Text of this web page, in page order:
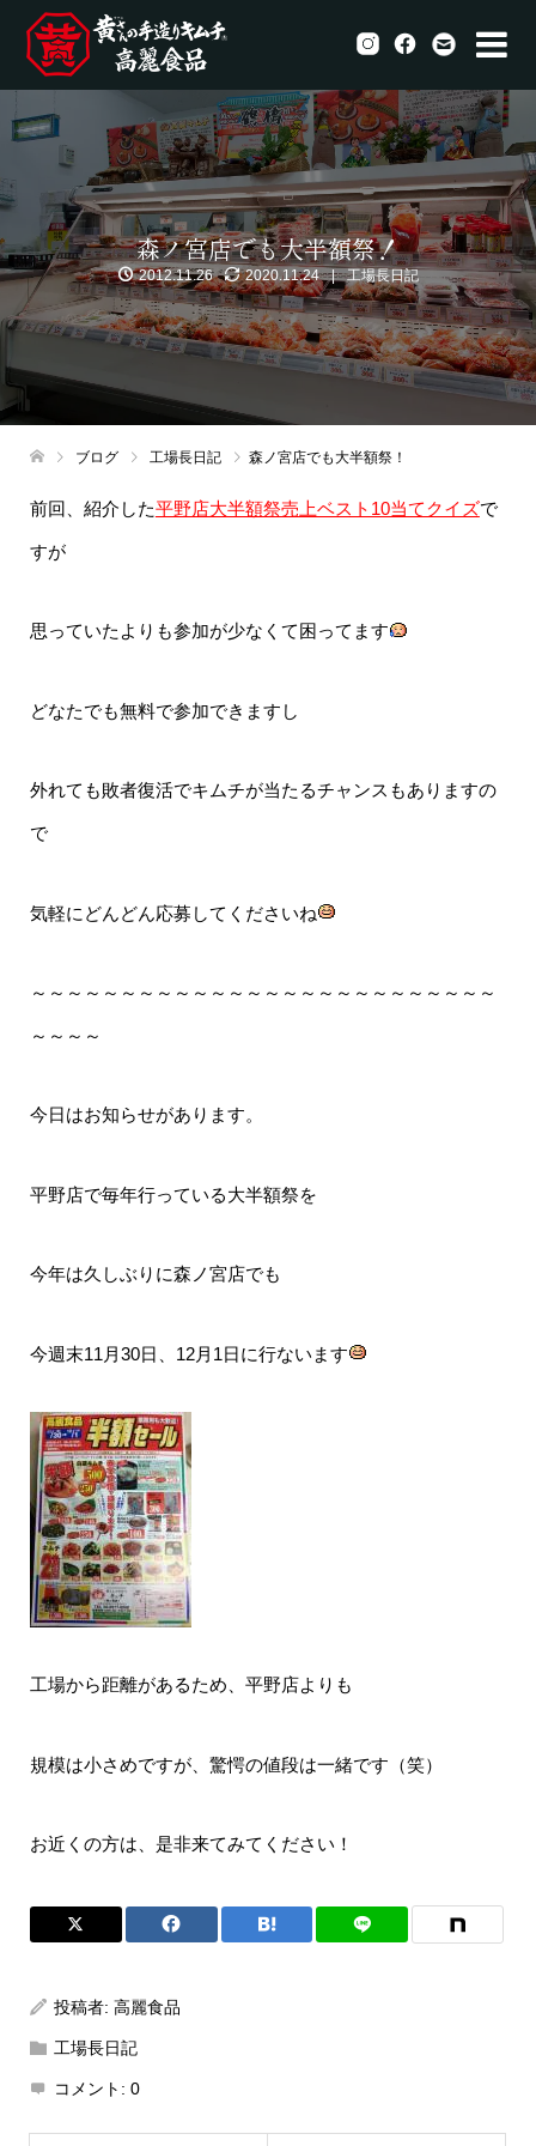
森ノ宮店でも大半額祭！
2012.11.26 2020.11.24 工場長日記
ブログ 工場長日記 森ノ宮店でも大半額祭！
前回、紹介した平野店大半額祭売上ベスト10当てクイズで
すが
思っていたよりも参加が少なくて困ってます
どなたでも無料で参加できますし
外れても敗者復活でキムチが当たるチャンスもありますの
で
気軽にどんどん応募してくださいね
～～～～～～～～～～～～～～～～～～～～～～～～～～
～～～～
今日はお知らせがあります。
平野店で毎年行っている大半額祭を
今年は久しぶりに森ノ宮店でも
今週末11月30日、12月1日に行ないます
工場から距離があるため、平野店よりも
規模は小さめですが、驚愕の値段は一緒です（笑）
お近くの方は、是非来てみてください！
投稿者: 高麗食品
工場長日記
コメント: 0